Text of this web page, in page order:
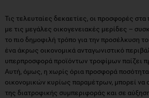
Τις τελευταίες δεκαετίες, οι προσφορές
με τις μεγάλες οικογενειακές μερίδες –
το πιο δημοφιλή τρόπο για την προσέλκυση
ένα άκρως οικονομικά ανταγωνιστικό
υπερπροσφορά προϊόντων τροφίμων παίζει
Αυτή, όμως, η χωρίς όρια προσφορά
οικονομικών κυρίως παραμέτρων, μπορεί να
της διατροφικής συμπεριφοράς και σε